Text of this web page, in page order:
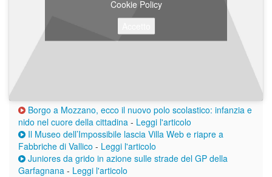
Cookie Policy
Borgo a Mozzano, ecco il nuovo polo scolastico: infanzia e
nido nel cuore della cittadina - Leggi l'articolo
Il Museo dell’Impossibile lascia Villa Web e riapre a
Fabbriche di Vallico - Leggi l'articolo
Juniores da grido in azione sulle strade del GP della
Garfagnana - Leggi l'articolo